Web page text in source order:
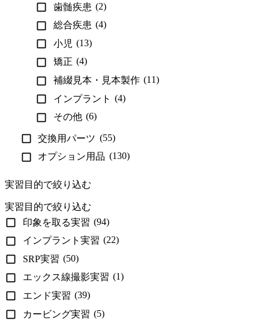
歯髄疾患 (2)
総合疾患 (4)
小児 (13)
矯正 (4)
補綴見本・見本製作 (11)
インプラント (4)
その他 (6)
交換用パーツ (55)
オプション用品 (130)
実習目的で絞り込む
実習目的で絞り込む
印象を取る実習 (94)
インプラント実習 (22)
SRP実習 (50)
エックス線撮影実習 (1)
エンド実習 (39)
カービング実習 (5)